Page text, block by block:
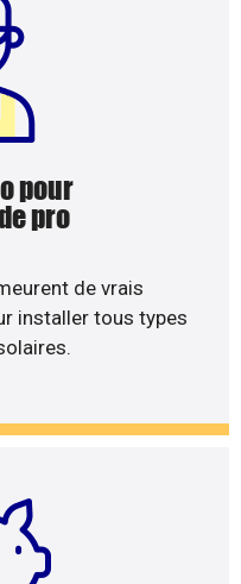
pour
pro
de vrais
installer tous types